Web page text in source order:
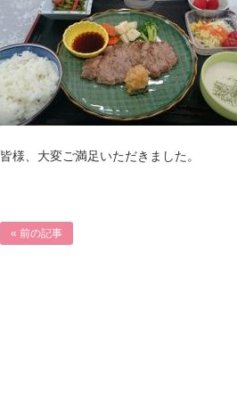
皆様、大変ご満足いただきました。
« 前の記事